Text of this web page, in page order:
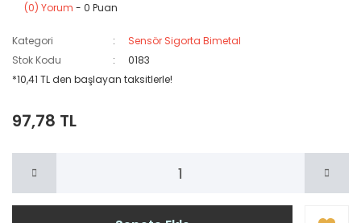
(0) Yorum - 0 Puan
Kategori
Sensör Sigorta Bimetal
Stok Kodu
0183
*10,41 TL den başlayan taksitlerle!
97,78 TL